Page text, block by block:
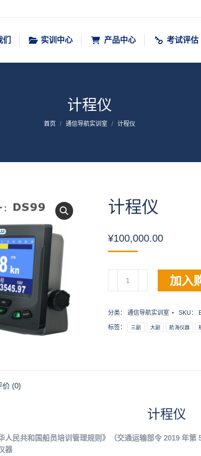
们 实训中心 产品中心 考试评估
计程仪
您在这里：
首页 通信导航实训室 计程仪
计程仪
¥100,000.00
数
加入
分类： 通信导航实训室 SKU：
标签： 三副 大副 航海仪器
价 (0)
计程仪
人民共和国船员培训管理规则》（交通运输部令 2019 年第
器